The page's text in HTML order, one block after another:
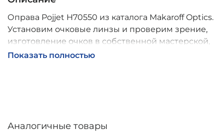
Оправа Pojjet H70550 из каталога Makaroff Optics.
Установим очковые линзы и проверим зрение,
изготовление очков в собственной мастерской,
обычно 2–5 дней, индивидуальные линзы – до 30
Показать полностью
Аналогичные товары